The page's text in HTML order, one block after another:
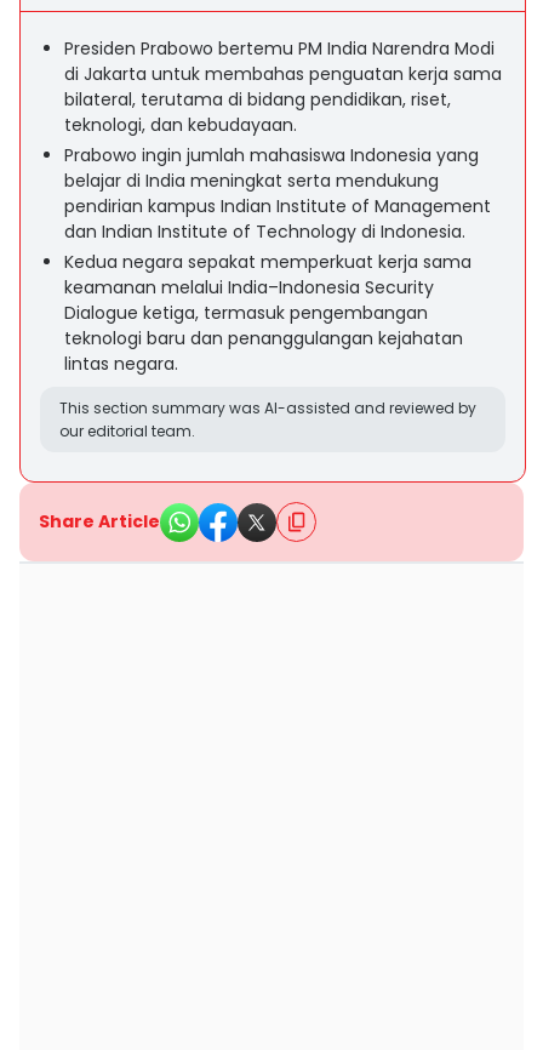
Presiden Prabowo bertemu PM India Narendra Modi
di Jakarta untuk membahas penguatan kerja sama
bilateral, terutama di bidang pendidikan, riset,
teknologi, dan kebudayaan.
Prabowo ingin jumlah mahasiswa Indonesia yang
belajar di India meningkat serta mendukung
pendirian kampus Indian Institute of Management
dan Indian Institute of Technology di Indonesia.
Kedua negara sepakat memperkuat kerja sama
keamanan melalui India–Indonesia Security
Dialogue ketiga, termasuk pengembangan
teknologi baru dan penanggulangan kejahatan
lintas negara.
This section summary was AI-assisted and reviewed by
our editorial team.
Share Article